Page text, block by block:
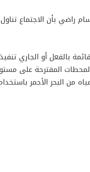
بأن الاجتماع تناول
بالفعل أو الجاري
المقترحة على
من البحر الأحمر